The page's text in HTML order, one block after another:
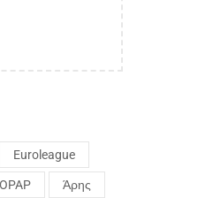
Euroleague
Άρης